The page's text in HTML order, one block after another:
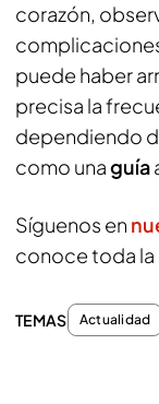
corazón,
puede haber
precisa la
dependiendo
como unaguía
Síguenos en
conoce toda la
TEMAS Actualidad